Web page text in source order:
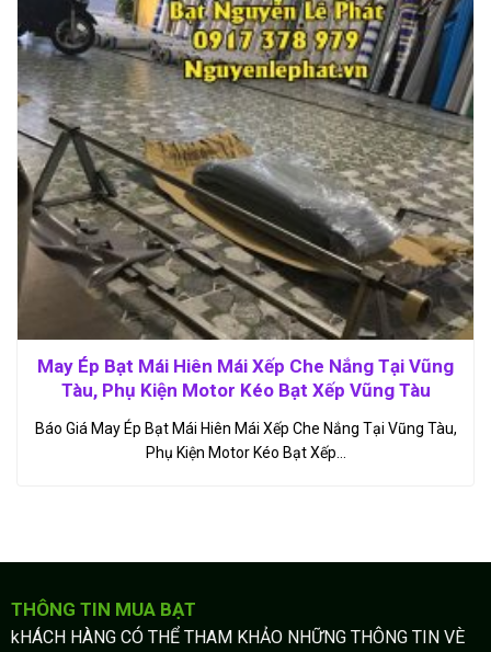
May Ép Bạt Mái Hiên Mái Xếp Che Nắng Tại Vũng
Tàu, Phụ Kiện Motor Kéo Bạt Xếp Vũng Tàu
Báo Giá May Ép Bạt Mái Hiên Mái Xếp Che Nắng Tại Vũng Tàu,
Phụ Kiện Motor Kéo Bạt Xếp…
THÔNG TIN MUA BẠT
kHÁCH HÀNG CÓ THỂ THAM KHẢO NHỮNG THÔNG TIN VÈ